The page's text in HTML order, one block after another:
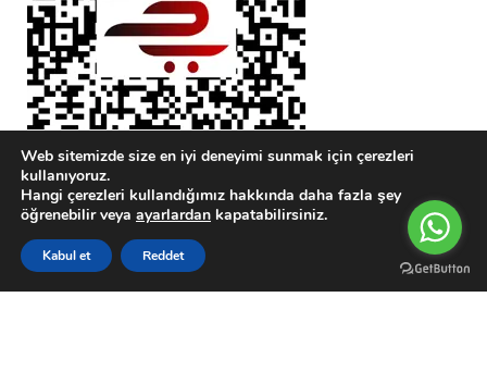
Web sitemizde size en iyi deneyimi sunmak için çerezleri
kullanıyoruz.
Hangi çerezleri kullandığımız hakkında daha fazla şey
öğrenebilir veya ayarlardan kapatabilirsiniz.
Kabul et Reddet
Karşılaştırma Listesi Wishlist Menu